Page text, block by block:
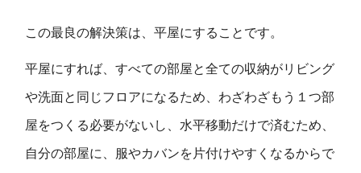
この最良の解決策は、平屋にすることです。
平屋にすれば、すべての部屋と全ての収納がリビング
や洗面と同じフロアになるため、わざわざもう１つ部
屋をつくる必要がないし、水平移動だけで済むため、
自分の部屋に、服やカバンを片付けやすくなるからで